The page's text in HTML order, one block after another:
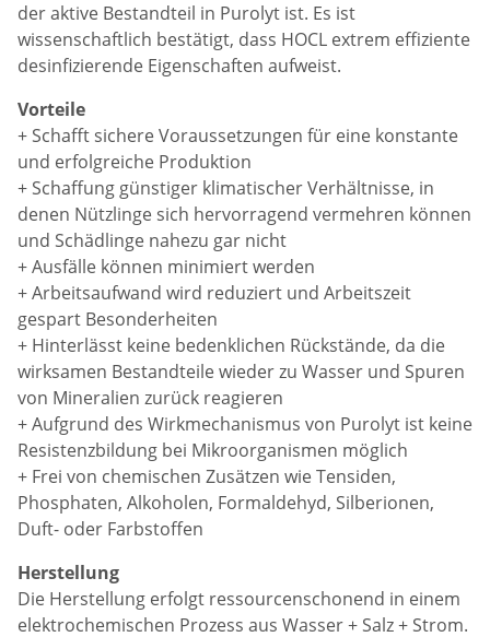
der aktive Bestandteil in Purolyt ist. Es ist
wissenschaftlich bestätigt, dass HOCL extrem effiziente
desinfizierende Eigenschaften aufweist.
Vorteile
+ Schafft sichere Voraussetzungen für eine konstante
und erfolgreiche Produktion
+ Schaffung günstiger klimatischer Verhältnisse, in
denen Nützlinge sich hervorragend vermehren können
und Schädlinge nahezu gar nicht
+ Ausfälle können minimiert werden
+ Arbeitsaufwand wird reduziert und Arbeitszeit
gespart Besonderheiten
+ Hinterlässt keine bedenklichen Rückstände, da die
wirksamen Bestandteile wieder zu Wasser und Spuren
von Mineralien zurück reagieren
+ Aufgrund des Wirkmechanismus von Purolyt ist keine
Resistenzbildung bei Mikroorganismen möglich
+ Frei von chemischen Zusätzen wie Tensiden,
Phosphaten, Alkoholen, Formaldehyd, Silberionen,
Duft- oder Farbstoffen
Herstellung
Die Herstellung erfolgt ressourcenschonend in einem
elektrochemischen Prozess aus Wasser + Salz + Strom.